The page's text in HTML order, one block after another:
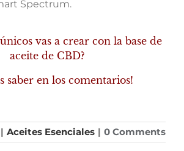
Spectrum.
vas a crear con la base de
aceite de CBD?
saber en los comentarios!
| Aceites Esenciales | 0 Comments